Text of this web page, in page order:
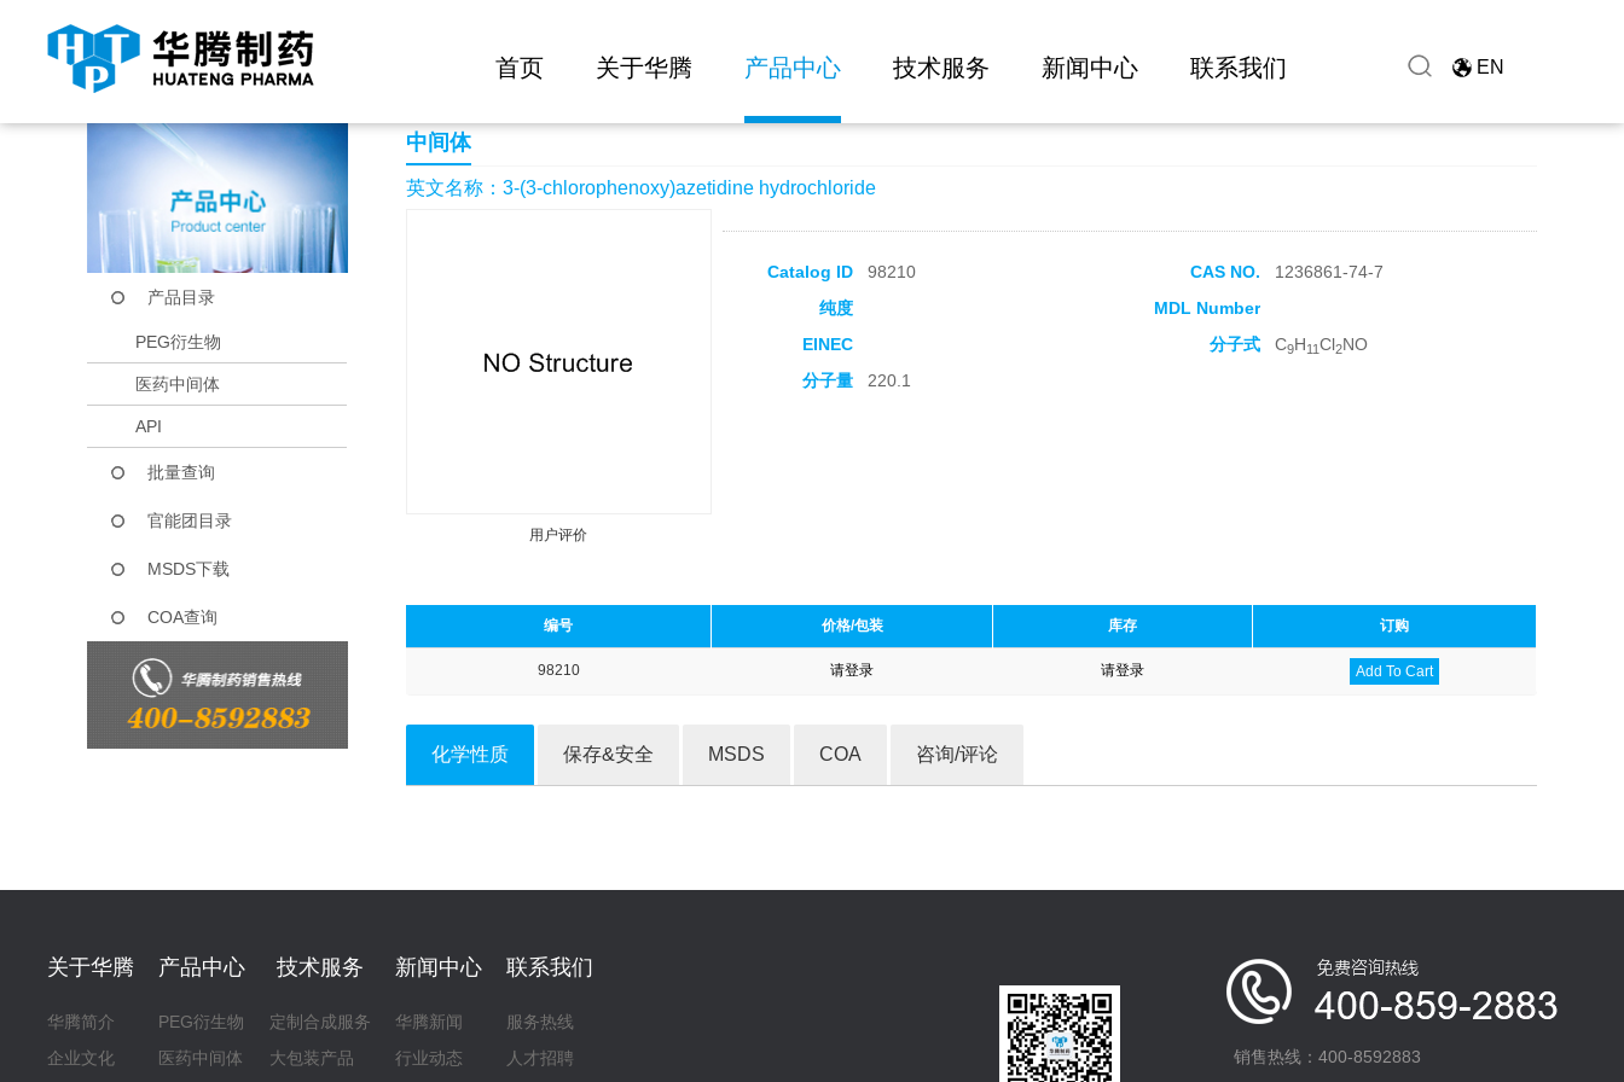
首页 关于华腾 产品中心 技术服务 新闻中心 联系我们 EN
当前位置： 首页 产品中心 3-(3-chlorophenoxy)azetidine hydrochloride
产品目录
PEG衍生物
医药中间体
API
批量查询
官能团目录
MSDS下载
COA查询
中间体
英文名称：3-(3-chlorophenoxy)azetidine hydrochloride
用户评价
Catalog ID 98210 CAS NO.
1236861-74-7
纯度
MDL Number
EINEC
分子式 C9H11Cl2NO
分子量
220.1
编号 价格/包装 库存 订购
98210 请登录 请登录 Add To Cart
化学性质 保存&安全 MSDS COA 咨询/评论
关于华腾
华腾简介
企业文化
产品中心
PEG衍生物
医药中间体
技术服务
定制合成服务
大包装产品
新闻中心
华腾新闻
行业动态
联系我们
服务热线
人才招聘
销售热线：400-8592883